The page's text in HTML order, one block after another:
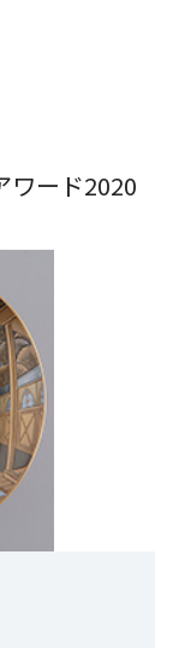
ワード2020